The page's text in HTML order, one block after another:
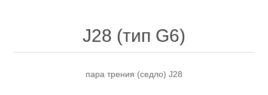
J28 (тип G6)
пара трения (седло) J28